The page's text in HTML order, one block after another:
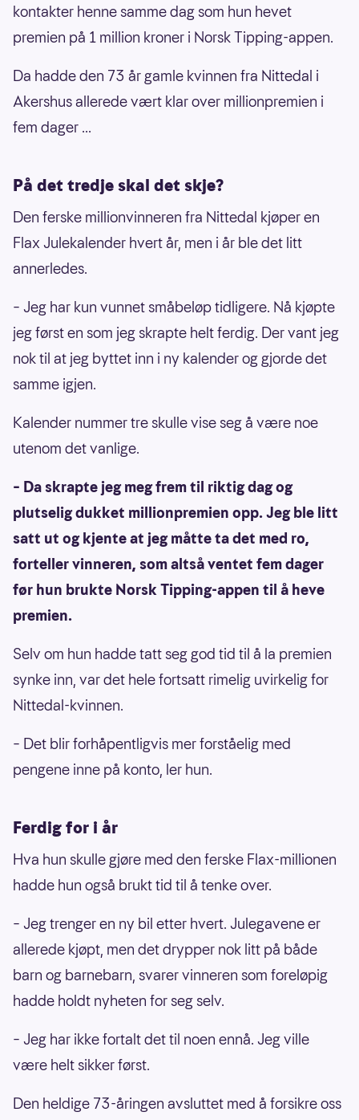
kontakter henne samme dag som hun hevet
premien på 1 million kroner i Norsk Tipping-appen.
Da hadde den 73 år gamle kvinnen fra Nittedal i
Akershus allerede vært klar over millionpremien i
fem dager ...
På det tredje skal det skje?
Den ferske millionvinneren fra Nittedal kjøper en
Flax Julekalender hvert år, men i år ble det litt
annerledes.
– Jeg har kun vunnet småbeløp tidligere. Nå kjøpte
jeg først en som jeg skrapte helt ferdig. Der vant jeg
nok til at jeg byttet inn i ny kalender og gjorde det
samme igjen.
Kalender nummer tre skulle vise seg å være noe
utenom det vanlige.
– Da skrapte jeg meg frem til riktig dag og
plutselig dukket millionpremien opp. Jeg ble litt
satt ut og kjente at jeg måtte ta det med ro,
forteller vinneren, som altså ventet fem dager
før hun brukte Norsk Tipping-appen til å heve
premien.
Selv om hun hadde tatt seg god tid til å la premien
synke inn, var det hele fortsatt rimelig uvirkelig for
Nittedal-kvinnen.
– Det blir forhåpentligvis mer forståelig med
pengene inne på konto, ler hun.
Ferdig for i år
Hva hun skulle gjøre med den ferske Flax-millionen
hadde hun også brukt tid til å tenke over.
– Jeg trenger en ny bil etter hvert. Julegavene er
allerede kjøpt, men det drypper nok litt på både
barn og barnebarn, svarer vinneren som foreløpig
hadde holdt nyheten for seg selv.
– Jeg har ikke fortalt det til noen ennå. Jeg ville
være helt sikker først.
Den heldige 73-åringen avsluttet med å forsikre oss